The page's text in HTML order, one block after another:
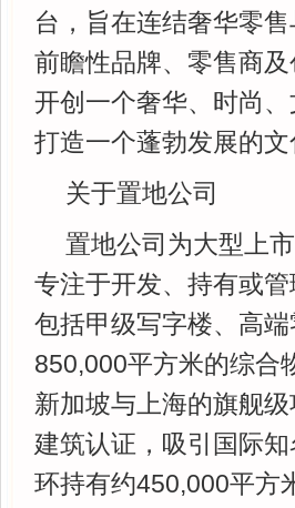
台，旨在连结奢华零
前瞻性品牌、零售商
开创一个奢华、时尚
打造一个蓬勃发展的文
关于置地公司
置地公司为大型上
专注于开发、持有或
包括甲级写字楼、高
850,000平方米的综合
新加坡与上海的旗舰
建筑认证，吸引国际
环持有约450,000平方